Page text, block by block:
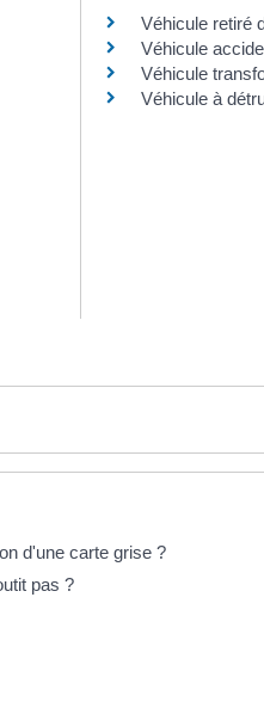
Véhicule retiré
Véhicule
Véhicule
Véhicule à
d'une carte grise ?
pas ?